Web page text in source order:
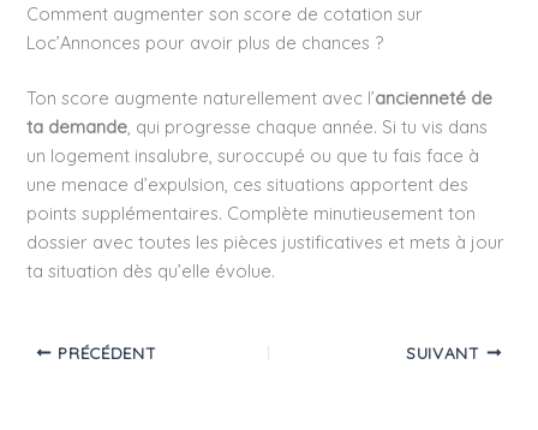
Comment augmenter son score de cotation sur
Loc’Annonces pour avoir plus de chances ?
Ton score augmente naturellement avec l’ancienneté de
ta demande , qui progresse chaque année. Si tu vis dans
un logement insalubre, suroccupé ou que tu fais face à
une menace d’expulsion, ces situations apportent des
points supplémentaires. Complète minutieusement ton
dossier avec toutes les pièces justificatives et mets à jour
ta situation dès qu’elle évolue.
PRÉCÉDENT SUIVANT